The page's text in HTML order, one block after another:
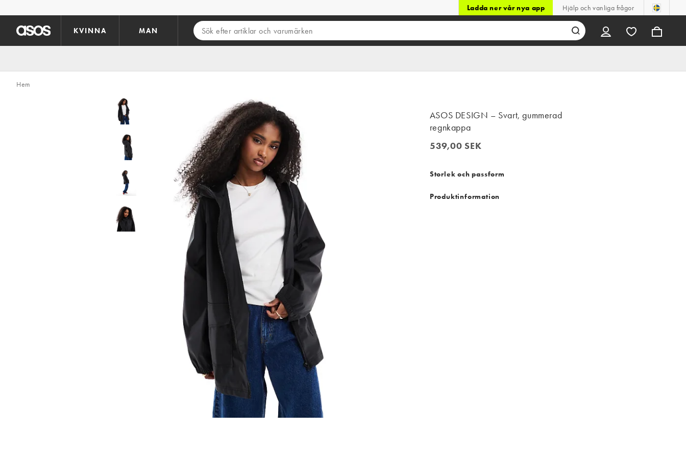
Ladda ner vår nya app Hjälp och vanliga frågor
KVINNA MAN
Hem
ASOS DESIGN – Svart, gummerad
regnkappa
539,00 SEK
539,00 SEK
Storlek och passform
Produktinformation